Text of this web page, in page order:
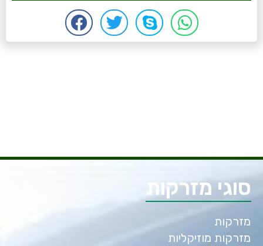
סוגי מזרקות
מזרקות
מזרקות מוזיקליות